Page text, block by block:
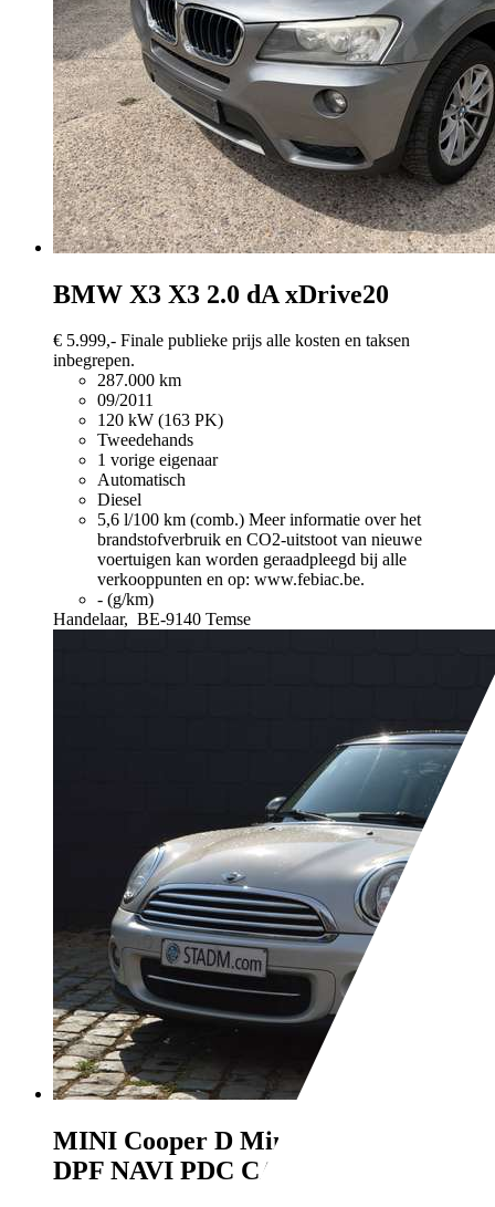
BMW X3 X3 2.0 dA xDrive20
€ 5.999,- Finale publieke prijs alle kosten en taksen
inbegrepen.
287.000 km
09/2011
120 kW (163 PK)
Tweedehands
1 vorige eigenaar
Automatisch
Diesel
5,6 l/100 km (comb.) Meer informatie over het
brandstofverbruik en CO2-uitstoot van nieuwe
voertuigen kan worden geraadpleegd bij alle
verkooppunten en op: www.febiac.be.
- (g/km)
Handelaar, BE-9140 Temse
MINI Cooper D Mini 1.6 D Cooper
DPF NAVI PDC CARPASS